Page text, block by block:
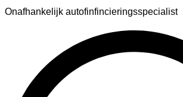
Onafhankelijk autofinfincieringsspecialist